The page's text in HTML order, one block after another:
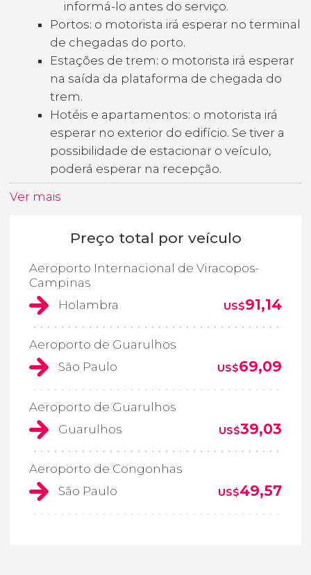
informá-lo antes do serviço.
Portos: o motorista irá esperar no terminal
de chegadas do porto.
Estações de trem: o motorista irá esperar
na saída da plataforma de chegada do
trem.
Hotéis e apartamentos: o motorista irá
esperar no exterior do edifício. Se tiver a
possibilidade de estacionar o veículo,
poderá esperar na recepção.
Ver mais
Preço total por veículo
Aeroporto Internacional de Viracopos-
Campinas
Holambra
US$91,14
Aeroporto de Guarulhos
São Paulo
US$69,09
Aeroporto de Guarulhos
Guarulhos
US$39,03
Aeroporto de Congonhas
São Paulo
US$49,57